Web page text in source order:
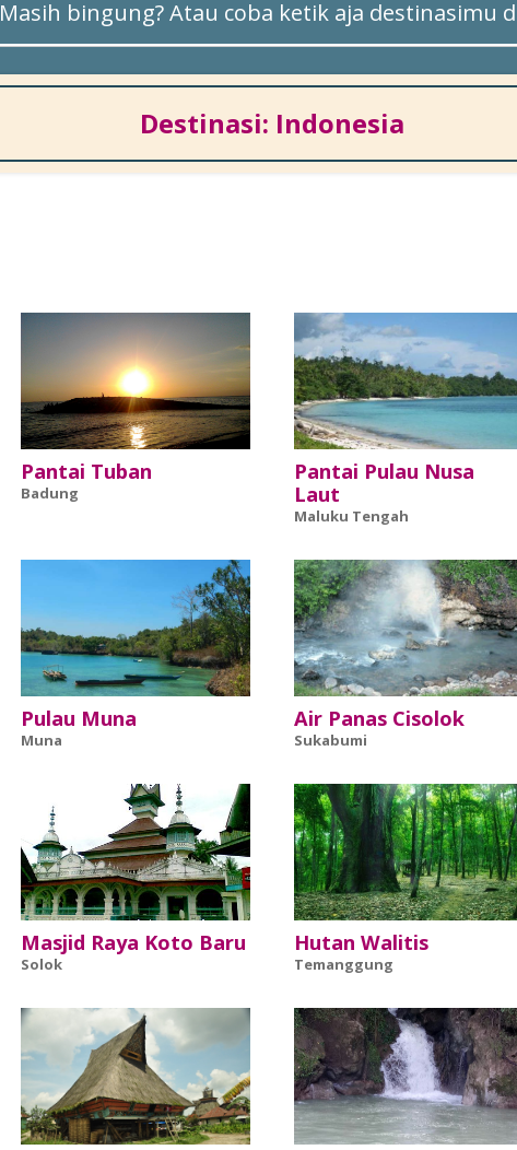
Masih bingung? Atau coba ketik aja destinasimu
Destinasi: Indonesia
Pantai Tuban
Badung
Pantai Pulau Nusa
Laut
Maluku Tengah
Pulau Muna
Muna
Air Panas Cisolok
Sukabumi
Masjid Raya Koto Baru
Solok
Hutan Walitis
Temanggung